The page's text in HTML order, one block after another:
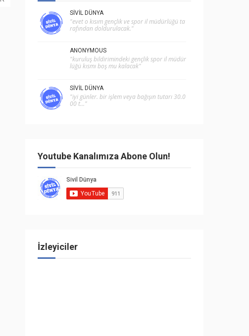
SIVIL DÜNYA
"evet o kısım gençlik ve spor i̇l müdürlüğü ta
rafından doldurulacak."
ANONYMOUS
"kuruluş bildirimindeki gençlik spor il müdür
lüğü kısmı boş mu kalacak"
SIVIL DÜNYA
"i̇yi günler. bir işlem veya bağışın tutarı 30.0
00 t..."
Youtube Kanalımıza Abone Olun!
İzleyiciler